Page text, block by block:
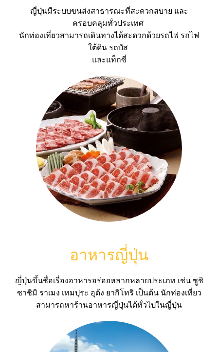
ญี่ปุ่นมีระบบขนส่งสาธารณะที่สะดวกสบาย และ
ครอบคลุมทั่วประเทศ
นักท่องเที่ยวสามารถเดินทางได้สะดวกด้วยรถไฟ รถไฟ
ใต้ดิน รถบัส
และแท็กซี่
อาหารญี่ปุ่น
ญี่ปุ่นขึ้นชื่อเรื่องอาหารอร่อยหลากหลายประเภท เช่น ซูชิ
ซาชิมิ ราเมง เทมปุระ อุด้ง ยากิโทริ เป็นต้น นักท่องเที่ยว
สามารถหาร้านอาหารญี่ปุ่นได้ทั่วไปในญี่ปุ่น